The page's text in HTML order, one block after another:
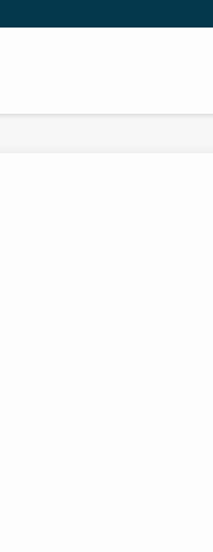
痩せることが出来るように